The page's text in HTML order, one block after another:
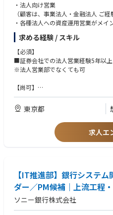
・法人向け営業
（顧客は、事業法人・金融法人 ご経
・各種法人への資産運用営業がメイ
求める経験 / スキル
【必須】
■証券会社での法人営業経験5年以上
※法人営業部でなくても可
【尚可】
■事業会社に対するIPO、M&Aに関
東京都
求人エ
【IT推進部】銀行システ
ダー／PM候補｜上流工程
ソニー銀行株式会社